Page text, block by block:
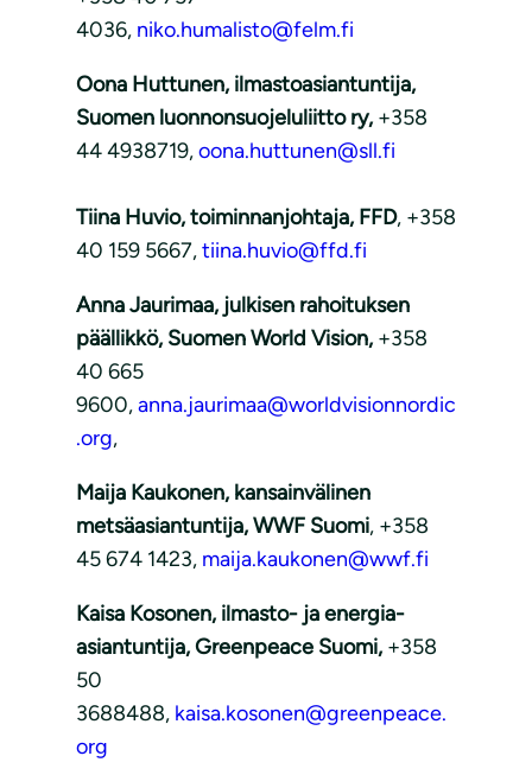
4036, niko.humalisto@felm.fi
Oona Huttunen, ilmastoasiantuntija,
Suomen luonnonsuojeluliitto ry, +358
44 4938719,oona.huttunen@sll.fi
Tiina Huvio, toiminnanjohtaja, FFD, +358
40 159 5667,tiina.huvio@ffd.fi
Anna Jaurimaa, julkisen rahoituksen
päällikkö, Suomen World Vision, +358
40 665
9600,anna.jaurimaa@worldvisionnordic
.org,
Maija Kaukonen, kansainvälinen
metsäasiantuntija, WWF Suomi, +358
45 674 1423, maija.kaukonen@wwf.fi
Kaisa Kosonen, ilmasto- ja energia-
asiantuntija, Greenpeace Suomi, +358
50
3688488, kaisa.kosonen@greenpeace.
org